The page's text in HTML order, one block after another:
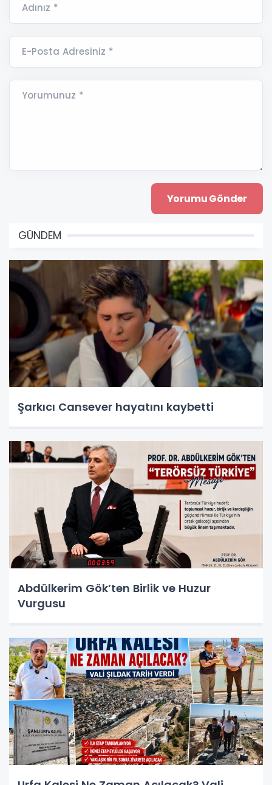
Adınız *
E-Posta Adresiniz *
Yorumunuz *
GÜNDEM
Şarkıcı Cansever hayatını kaybetti
Abdülkerim Gök’ten Birlik ve Huzur
Vurgusu